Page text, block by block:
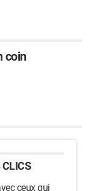
coin
CLICS
ceux qui